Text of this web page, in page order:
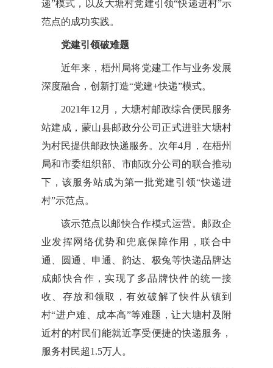
递”模式，以及大塘村党建引领“快递进村”示
范点的成功实践。
党建引领破难题
近年来，梧州局将党建工作与业务发展
深度融合，创新打造“党建+快递”模式。
2021年12月，大塘村邮政综合便民服务
站建成，蒙山县邮政分公司正式进驻大塘村
为村民提供邮政快递服务。次年4月，在梧州
局和市委组织部、市邮政分公司的联合推动
下，该服务站成为第一批党建引领“快递进
村”示范点。
该示范点以邮快合作模式运营。邮政企
业发挥网络优势和兜底保障作用，联合中
通、圆通、申通、韵达、极兔等快递品牌达
成邮快合作，实现了多品牌快件的统一接
收、存放和领取，有效破解了快件从镇到
村“进户难、成本高”等难题，让大塘村及附
近村的村民们能就近享受便捷的快递服务，
服务村民超1.5万人。